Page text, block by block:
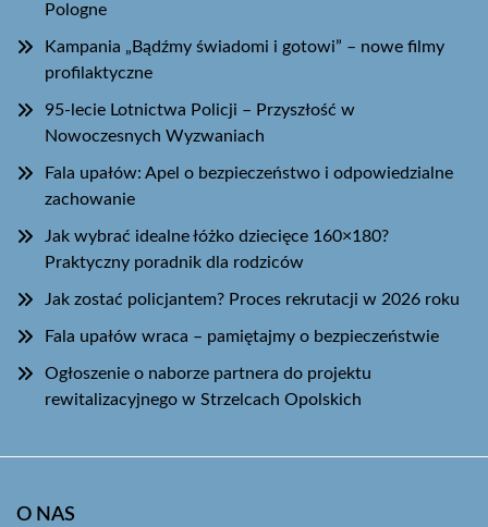
Pologne
Kampania „Bądźmy świadomi i gotowi” – nowe filmy
profilaktyczne
95-lecie Lotnictwa Policji – Przyszłość w
Nowoczesnych Wyzwaniach
Fala upałów: Apel o bezpieczeństwo i odpowiedzialne
zachowanie
Jak wybrać idealne łóżko dziecięce 160×180?
Praktyczny poradnik dla rodziców
Jak zostać policjantem? Proces rekrutacji w 2026 roku
Fala upałów wraca – pamiętajmy o bezpieczeństwie
Ogłoszenie o naborze partnera do projektu
rewitalizacyjnego w Strzelcach Opolskich
O NAS